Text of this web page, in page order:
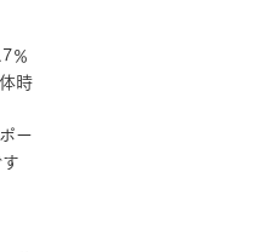
％
時
ー